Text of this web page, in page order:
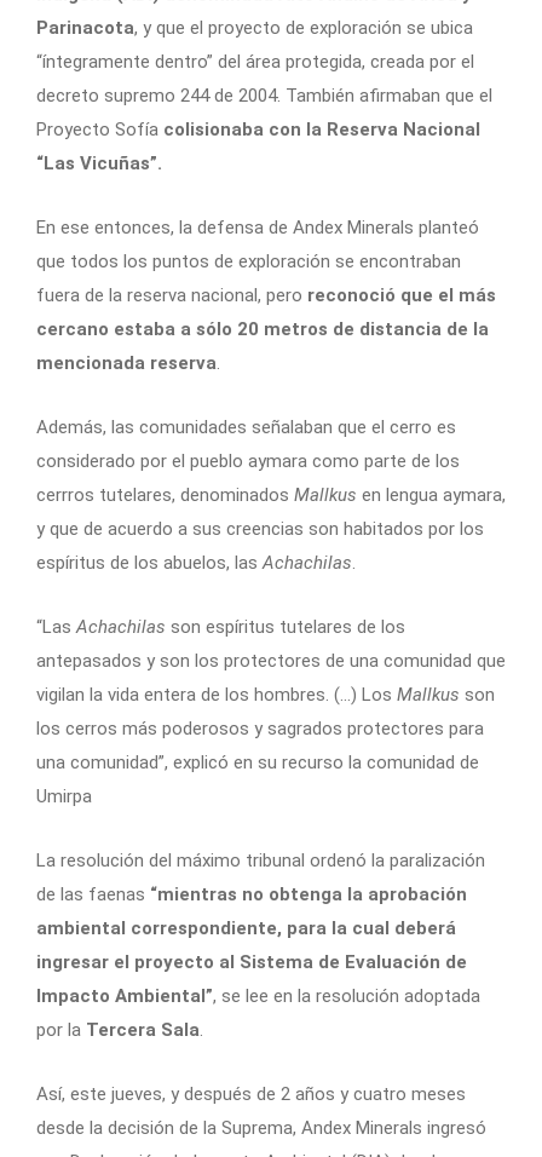
Parinacota, y que el proyecto de exploración se ubica
“íntegramente dentro” del área protegida, creada por el
decreto supremo 244 de 2004. También afirmaban que el
Proyecto Sofía colisionaba con la Reserva Nacional
“Las Vicuñas”.
En ese entonces, la defensa de Andex Minerals planteó
que todos los puntos de exploración se encontraban
fuera de la reserva nacional, pero reconoció que el más
cercano estaba a sólo 20 metros de distancia de la
mencionada reserva.
Además, las comunidades señalaban que el cerro es
considerado por el pueblo aymara como parte de los
cerrros tutelares, denominados Mallkus en lengua aymara,
y que de acuerdo a sus creencias son habitados por los
espíritus de los abuelos, lasAchachilas.
“LasAchachilas son espíritus tutelares de los
antepasados y son los protectores de una comunidad que
vigilan la vida entera de los hombres. (…) Los Mallkus son
los cerros más poderosos y sagrados protectores para
una comunidad”, explicó en su recurso la comunidad de
Umirpa
La resolución del máximo tribunal ordenó la paralización
de las faenas “mientras no obtenga la aprobación
ambiental correspondiente, para la cual deberá
ingresar el proyecto al Sistema de Evaluación de
Impacto Ambiental”, se lee en la resolución adoptada
por la Tercera Sala.
Así, este jueves, y después de 2 años y cuatro meses
desde la decisión de la Suprema, Andex Minerals ingresó